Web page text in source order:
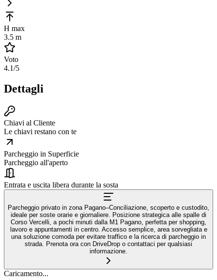
H max
3.5 m
Voto
4.1/5
Dettagli
Chiavi al Cliente
Le chiavi restano con te
Parcheggio in Superficie
Parcheggio all'aperto
Entrata e uscita libera durante la sosta
Parcheggio privato in zona Pagano–Conciliazione, scoperto e custodito,
ideale per soste orarie e giornaliere. Posizione strategica alle spalle di
Corso Vercelli, a pochi minuti dalla M1 Pagano, perfetta per shopping,
lavoro e appuntamenti in centro. Accesso semplice, area sorvegliata e
una soluzione comoda per evitare traffico e la ricerca di parcheggio in
strada. Prenota ora con DriveDrop o contattaci per qualsiasi
informazione.
Caricamento...